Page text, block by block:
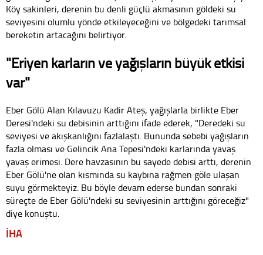
Köy sakinleri, derenin bu denli güçlü akmasının göldeki su
seviyesini olumlu yönde etkileyeceğini ve bölgedeki tarımsal
bereketin artacağını belirtiyor.
"Eriyen karların ve yağışların büyük etkisi
var"
Eber Gölü Alan Kılavuzu Kadir Ateş, yağışlarla birlikte Eber
Deresi'ndeki su debisinin arttığını ifade ederek, "Deredeki su
seviyesi ve akışkanlığını fazlalaştı. Bununda sebebi yağışların
fazla olması ve Gelincik Ana Tepesi'ndeki karlarında yavaş
yavaş erimesi. Dere havzasının bu sayede debisi arttı, derenin
Eber Gölü'ne olan kısmında su kaybına rağmen göle ulaşan
suyu görmekteyiz. Bu böyle devam ederse bundan sonraki
süreçte de Eber Gölü'ndeki su seviyesinin arttığını göreceğiz"
diye konuştu.
İHA